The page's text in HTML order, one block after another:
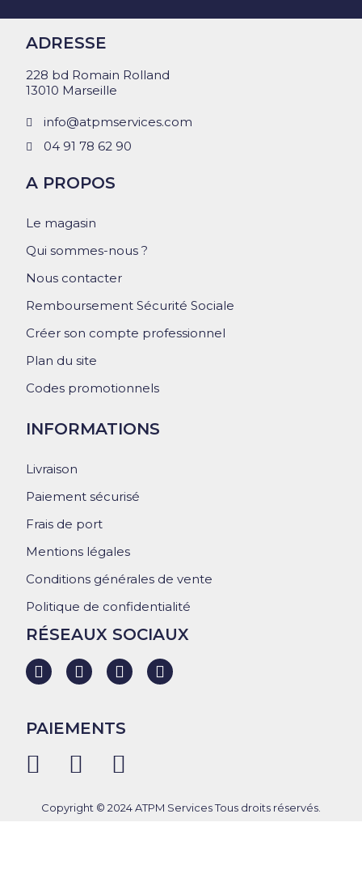
ADRESSE
228 bd Romain Rolland
13010 Marseille
info@atpmservices.com
04 91 78 62 90
A PROPOS
Le magasin
Qui sommes-nous ?
Nous contacter
Remboursement Sécurité Sociale
Créer son compte professionnel
Plan du site
Codes promotionnels
INFORMATIONS
Livraison
Paiement sécurisé
Frais de port
Mentions légales
Conditions générales de vente
Politique de confidentialité
RÉSEAUX SOCIAUX
PAIEMENTS
Copyright © 2024 ATPM Services Tous droits réservés.